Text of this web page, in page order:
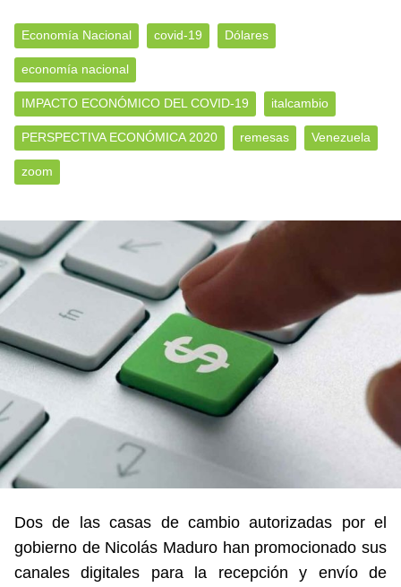
Economía Nacional covid-19 Dólares
economía nacional
IMPACTO ECONÓMICO DEL COVID-19 italcambio
PERSPECTIVA ECONÓMICA 2020 remesas Venezuela
zoom
Dos de las casas de cambio autorizadas por el
gobierno de Nicolás Maduro han promocionado sus
canales digitales para la recepción y envío de